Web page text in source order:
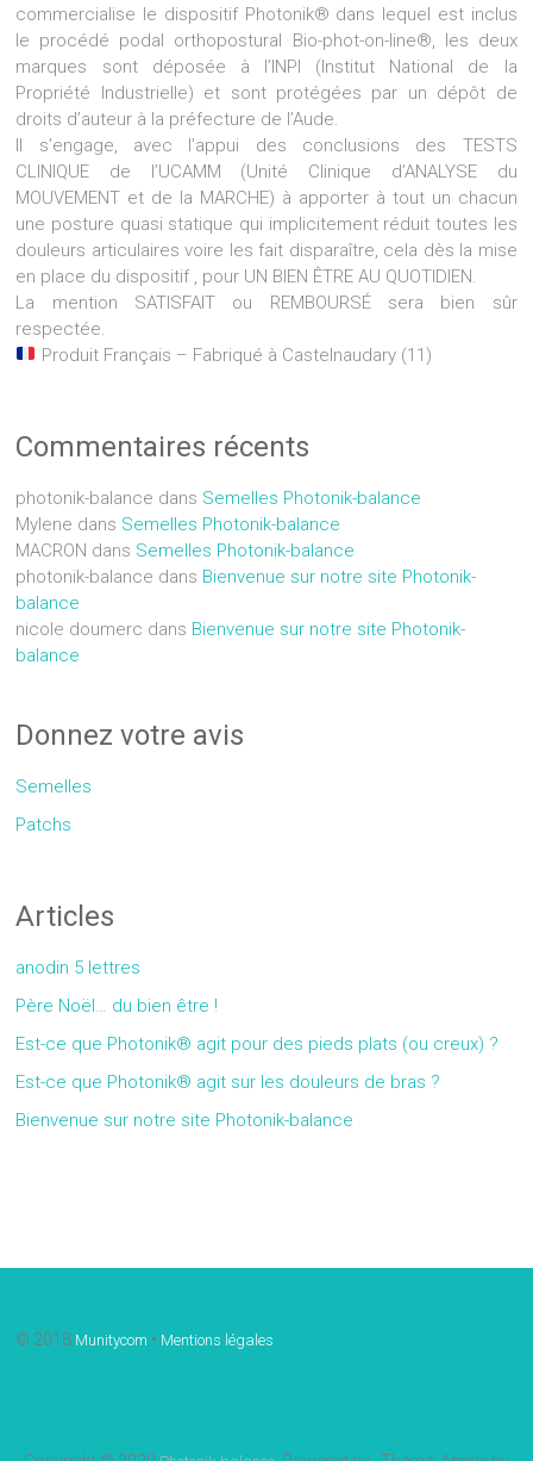
commercialise le dispositif Photonik® dans lequel est inclus
le procédé podal orthopostural Bio-phot-on-line®, les deux
marques sont déposée à l’INPI (Institut National de la
Propriété Industrielle) et sont protégées par un dépôt de
droits d’auteur à la préfecture de l’Aude.
Il s’engage, avec l’appui des conclusions des TESTS
CLINIQUE de l’UCAMM (Unité Clinique d’ANALYSE du
MOUVEMENT et de la MARCHE) à apporter à tout un chacun
une posture quasi statique qui implicitement réduit toutes les
douleurs articulaires voire les fait disparaître, cela dès la mise
en place du dispositif , pour UN BIEN ÊTRE AU QUOTIDIEN.
La mention SATISFAIT ou REMBOURSÉ sera bien sûr
respectée.
Produit Français – Fabriqué à Castelnaudary (11)
Commentaires récents
photonik-balance dans Semelles Photonik-balance
Mylene dans Semelles Photonik-balance
MACRON dans Semelles Photonik-balance
photonik-balance dans Bienvenue sur notre site Photonik-
balance
nicole doumerc dans Bienvenue sur notre site Photonik-
balance
Donnez votre avis
Semelles
Patchs
Articles
anodin 5 lettres
Père Noël… du bien être !
Est-ce que Photonik® agit pour des pieds plats (ou creux) ?
Est-ce que Photonik® agit sur les douleurs de bras ?
Bienvenue sur notre site Photonik-balance
© 2018 Munitycom • Mentions légales